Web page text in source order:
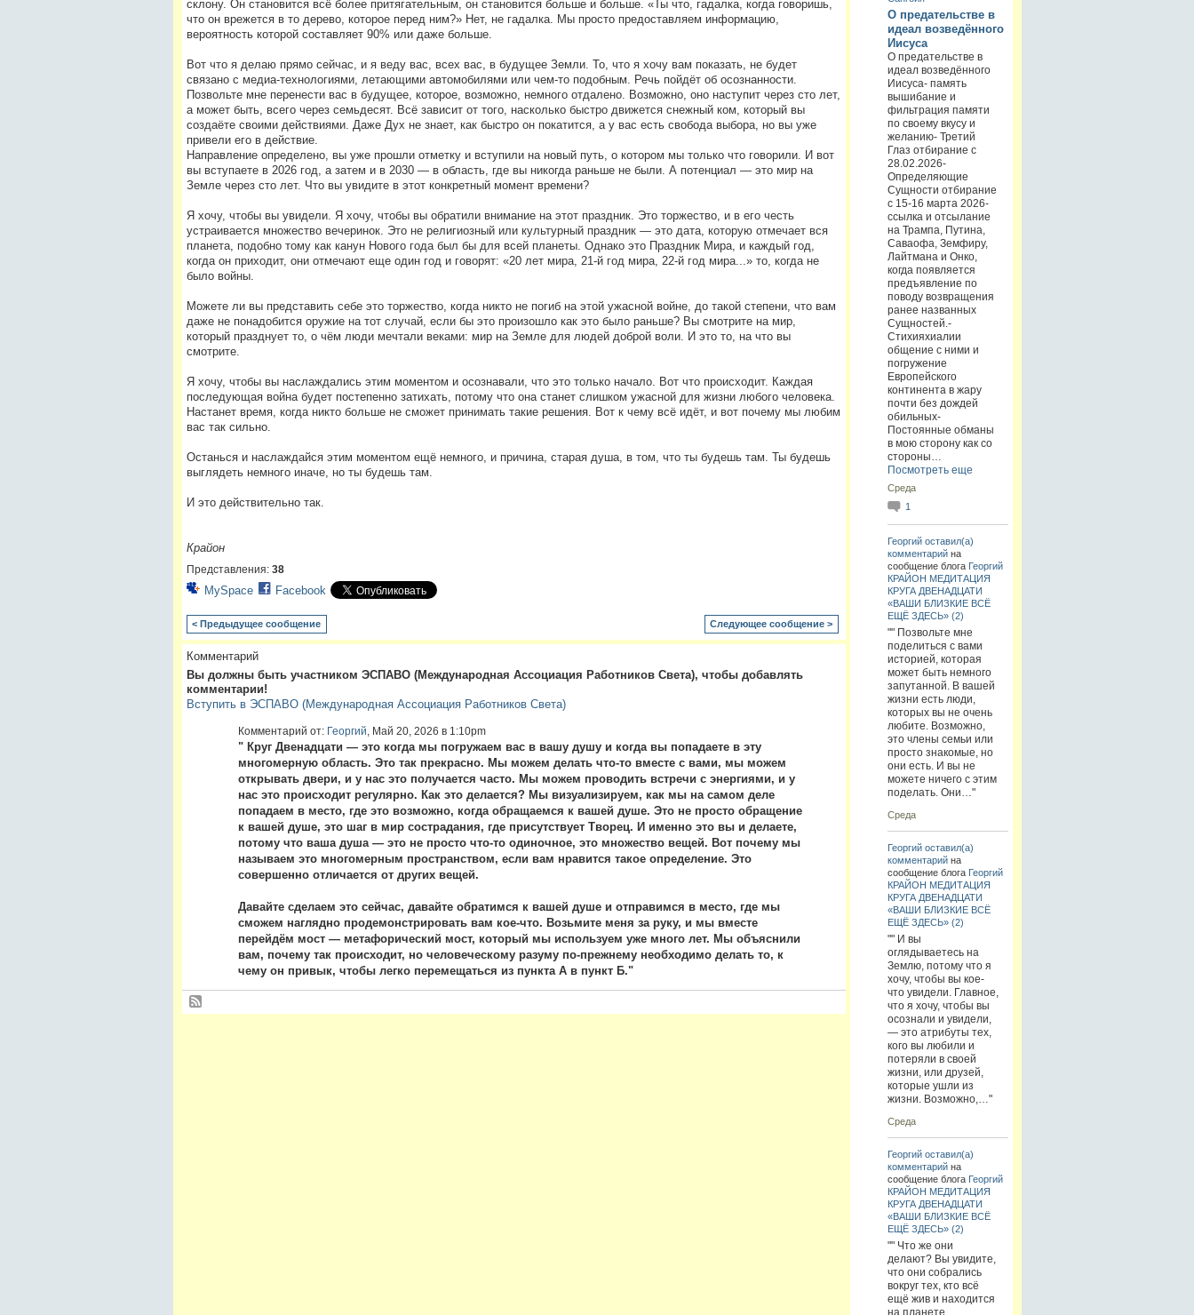
склону. Он становится всё более притягательным, он становится больше и больше. «Ты что, гадалка, когда говоришь,
что он врежется в то дерево, которое перед ним?» Нет, не гадалка. Мы просто предоставляем информацию,
вероятность которой составляет 90% или даже больше.
Вот что я делаю прямо сейчас, и я веду вас, всех вас, в будущее Земли. То, что я хочу вам показать, не будет
связано с медиа-технологиями, летающими автомобилями или чем-то подобным. Речь пойдёт об осознанности.
Позвольте мне перенести вас в будущее, которое, возможно, немного отдалено. Возможно, оно наступит через сто лет,
а может быть, всего через семьдесят. Всё зависит от того, насколько быстро движется снежный ком, который вы
создаёте своими действиями. Даже Дух не знает, как быстро он покатится, а у вас есть свобода выбора, но вы уже
привели его в действие.
Направление определено, вы уже прошли отметку и вступили на новый путь, о котором мы только что говорили. И вот
вы вступаете в 2026 год, а затем и в 2030 — в область, где вы никогда раньше не были. А потенциал — это мир на
Земле через сто лет. Что вы увидите в этот конкретный момент времени?
Я хочу, чтобы вы увидели. Я хочу, чтобы вы обратили внимание на этот праздник. Это торжество, и в его честь
устраивается множество вечеринок. Это не религиозный или культурный праздник — это дата, которую отмечает вся
планета, подобно тому как канун Нового года был бы для всей планеты. Однако это Праздник Мира, и каждый год,
когда он приходит, они отмечают еще один год и говорят: «20 лет мира, 21-й год мира, 22-й год мира...» то, когда не
было войны.
Можете ли вы представить себе это торжество, когда никто не погиб на этой ужасной войне, до такой степени, что вам
даже не понадобится оружие на тот случай, если бы это произошло как это было раньше? Вы смотрите на мир,
который празднует то, о чём люди мечтали веками: мир на Земле для людей доброй воли. И это то, на что вы
смотрите.
Я хочу, чтобы вы наслаждались этим моментом и осознавали, что это только начало. Вот что происходит. Каждая
последующая война будет постепенно затихать, потому что она станет слишком ужасной для жизни любого человека.
Настанет время, когда никто больше не сможет принимать такие решения. Вот к чему всё идёт, и вот почему мы любим
вас так сильно.
Останься и наслаждайся этим моментом ещё немного, и причина, старая душа, в том, что ты будешь там. Ты будешь
выглядеть немного иначе, но ты будешь там.
И это действительно так.
Крайон
Представления: 38
MySpace Facebook
< Предыдущее сообщение Следующее сообщение >
Комментарий
Вы должны быть участником ЭСПАВО (Международная Ассоциация Работников Света), чтобы добавлять
комментарии!
Вступить в ЭСПАВО (Международная Ассоциация Работников Света)
Комментарий от: Георгий, Май 20, 2026 в 1:10pm
" Круг Двенадцати — это когда мы погружаем вас в вашу душу и когда вы попадаете в эту
многомерную область. Это так прекрасно. Мы можем делать что-то вместе с вами, мы можем
открывать двери, и у нас это получается часто. Мы можем проводить встречи с энергиями, и у
нас это происходит регулярно. Как это делается? Мы визуализируем, как мы на самом деле
попадаем в место, где это возможно, когда обращаемся к вашей душе. Это не просто обращение
к вашей душе, это шаг в мир сострадания, где присутствует Творец. И именно это вы и делаете,
потому что ваша душа — это не просто что-то одиночное, это множество вещей. Вот почему мы
называем это многомерным пространством, если вам нравится такое определение. Это
совершенно отличается от других вещей.
Давайте сделаем это сейчас, давайте обратимся к вашей душе и отправимся в место, где мы
сможем наглядно продемонстрировать вам кое-что. Возьмите меня за руку, и мы вместе
перейдём мост — метафорический мост, который мы используем уже много лет. Мы объяснили
вам, почему так происходит, но человеческому разуму по-прежнему необходимо делать то, к
чему он привык, чтобы легко перемещаться из пункта А в пункт Б."
О предательстве в
идеал возведённого
Иисуса
О предательстве в
идеал возведённого
Иисуса- память
вышибание и
фильтрация памяти
по своему вкусу и
желанию- Третий
Глаз отбирание с
28.02.2026-
Определяющие
Сущности отбирание
с 15-16 марта 2026-
ссылка и отсылание
на Трампа, Путина,
Саваофа, Земфиру,
Лайтмана и Онко,
когда появляется
предъявление по
поводу возвращения
ранее названных
Сущностей.-
Стихияхиалии
общение с ними и
погружение
Европейского
континента в жару
почти без дождей
обильных-
Постоянные обманы
в мою сторону как со
стороны…
Посмотреть еще
Среда
1
Георгий оставил(а)
комментарийна
сообщение блога Георгий
КРАЙОН МЕДИТАЦИЯ
КРУГА ДВЕНАДЦАТИ
«ВАШИ БЛИЗКИЕ ВСЁ
ЕЩЁ ЗДЕСЬ» (2)
"" Позвольте мне
поделиться с вами
историей, которая
может быть немного
запутанной. В вашей
жизни есть люди,
которых вы не очень
любите. Возможно,
это члены семьи или
просто знакомые, но
они есть. И вы не
можете ничего с этим
поделать. Они…"
Среда
Георгий оставил(а)
комментарийна
сообщение блога Георгий
КРАЙОН МЕДИТАЦИЯ
КРУГА ДВЕНАДЦАТИ
«ВАШИ БЛИЗКИЕ ВСЁ
ЕЩЁ ЗДЕСЬ» (2)
"" И вы
оглядываетесь на
Землю, потому что я
хочу, чтобы вы кое-
что увидели. Главное,
что я хочу, чтобы вы
осознали и увидели,
— это атрибуты тех,
кого вы любили и
потеряли в своей
жизни, или друзей,
которые ушли из
жизни. Возможно,…"
Среда
Георгий оставил(а)
комментарийна
сообщение блога Георгий
КРАЙОН МЕДИТАЦИЯ
КРУГА ДВЕНАДЦАТИ
«ВАШИ БЛИЗКИЕ ВСЁ
ЕЩЁ ЗДЕСЬ» (2)
"" Что же они
делают? Вы увидите,
что они собрались
вокруг тех, кто всё
ещё жив и находится
на планете.